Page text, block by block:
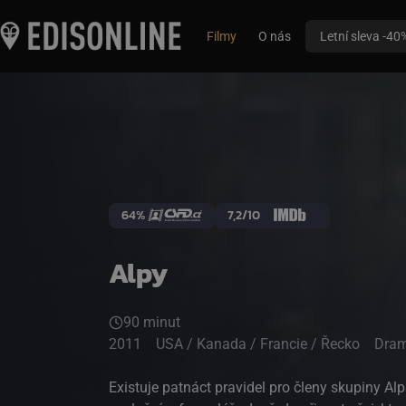
Filmy O nás Letní sleva -
Alpy
64% 7,2/10
90 minut
2011
USA / Kanada / Francie / Řecko
Existuje patnáct pravidel pro členy skupiny